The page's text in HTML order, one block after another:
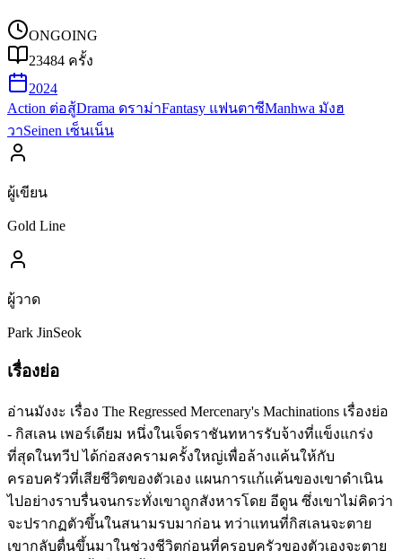
ONGOING
23484 ครั้ง
2024
Action ต่อสู้Drama ดราม่าFantasy แฟนตาซีManhwa มังฮ
วาSeinen เซ็นเน็น
ผู้เขียน
Gold Line
ผู้วาด
Park JinSeok
เรื่องย่อ
อ่านมังงะ เรื่อง The Regressed Mercenary's Machinations เรื่องย่อ
- กิสเลน เพอร์เดียม หนึ่งในเจ็ดราชันทหารรับจ้างที่แข็งแกร่ง
ที่สุดในทวีป ได้ก่อสงครามครั้งใหญ่เพื่อล้างแค้นให้กับ
ครอบครัวที่เสียชีวิตของตัวเอง แผนการแก้แค้นของเขาดำเนิน
ไปอย่างราบรื่นจนกระทั่งเขาถูกสังหารโดย อีดูน ซึ่งเขาไม่คิดว่า
จะปรากฏตัวขึ้นในสนามรบมาก่อน ทว่าแทนที่กิสเลนจะตาย
เขากลับตื่นขึ้นมาในช่วงชีวิตก่อนที่ครอบครัวของตัวเองจะตาย